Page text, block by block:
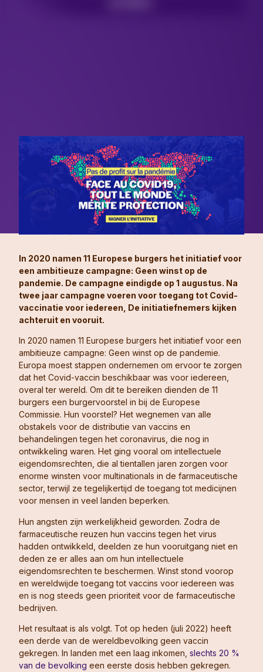
In 2020 namen 11 Europese burgers het initiatief voor
een ambitieuze campagne: Geen winst op de
pandemie. De campagne eindigde op 1 augustus. Na
twee jaar campagne voeren voor toegang tot Covid-
vaccinatie voor iedereen , De initiatiefnemers kijken
achteruit en vooruit.
In 2020 namen 11 Europese burgers het initiatief voor een
ambitieuze campagne: Geen winst op de pandemie.
Europa moest stappen ondernemen om ervoor te zorgen
dat het Covid-vaccin beschikbaar was voor iedereen,
overal ter wereld. Om dit te bereiken dienden de 11
burgers een burgervoorstel in bij de Europese
Commissie. Hun voorstel? Het wegnemen van alle
obstakels voor de distributie van vaccins en
behandelingen tegen het coronavirus, die nog in
ontwikkeling waren. Het ging vooral om intellectuele
eigendomsrechten, die al tientallen jaren zorgen voor
enorme winsten voor multinationals in de farmaceutische
sector, terwijl ze tegelijkertijd de toegang tot medicijnen
voor mensen in veel landen beperken.
Hun angsten zijn werkelijkheid geworden. Zodra de
farmaceutische reuzen hun vaccins tegen het virus
hadden ontwikkeld, deelden ze hun vooruitgang niet en
deden ze er alles aan om hun intellectuele
eigendomsrechten te beschermen. Winst stond voorop
en wereldwijde toegang tot vaccins voor iedereen was
en is nog steeds geen prioriteit voor de farmaceutische
bedrijven.
Het resultaat is als volgt. Tot op heden (juli 2022) heeft
een derde van de wereldbevolking geen vaccin
gekregen. In landen met een laag inkomen, slechts 20 %
van de bevolking een eerste dosis hebben gekregen.